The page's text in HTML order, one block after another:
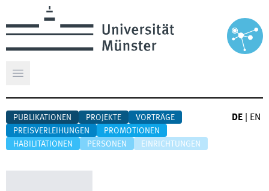
Hauptmenü öffnen
PUBLIKATIONEN PROJEKTE
VORTRÄGE
PREISVERLEIHUNGEN
PROMOTIONEN
HABILITATIONEN
PERSONEN EINRICHTUNGEN
DE EN